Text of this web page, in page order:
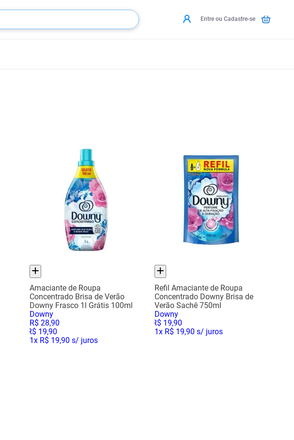
Entre ou Cadastre-se
Amaciante de Roupa
Concentrado Brisa de Verão
Downy Frasco 1l Grátis 100ml
Downy
R$ 28,90
R$ 19,90
1x R$ 19,90 s/ juros
Refil Amaciante de Roupa
Concentrado Downy Brisa de
Verão Sachê 750ml
Downy
R$ 19,90
1x R$ 19,90 s/ juros